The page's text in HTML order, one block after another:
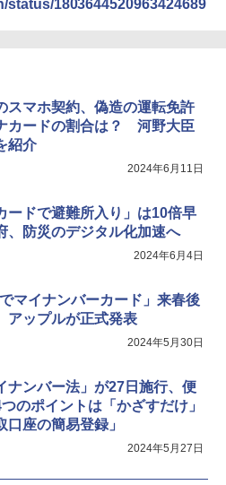
1803644520963424689
スマホ契約、偽造の運転免許
カードの割合は？ 河野大臣
紹介
2024年6月11日
ードで避難所入り」は10倍早
防災のデジタル化加速へ
2024年6月4日
マイナンバーカード」来春後
アップルが正式発表
2024年5月30日
ナンバー法」が27日施行、便
のポイントは「かざすだけ」
口座の簡易登録」
2024年5月27日